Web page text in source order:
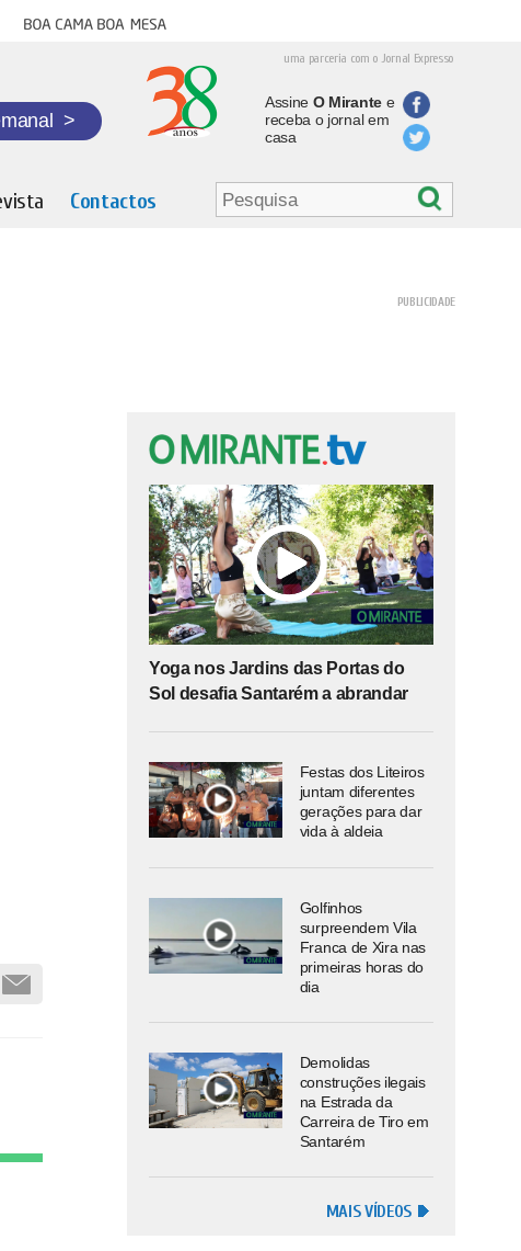
Boa cama boa mesa
uma parceria com o Jornal Expresso
>
Assine O Mirantee
receba o jornal em
casa
Contactos
Yoga nos Jardins das Portas do
Sol desafia Santarém a abrandar
Festas dos Liteiros
juntam diferentes
gerações para dar
vida à aldeia
Golfinhos
surpreendem Vila
Franca de Xira nas
primeiras horas do
dia
Demolidas
construções ilegais
na Estrada da
Carreira de Tiro em
Santarém
MAIS VÍDEOS